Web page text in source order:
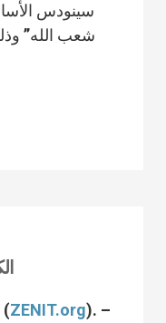
سينودس
شعب الله”
بيروت، الثلاثاء 30 أكتوبر 2012 (ZENIT.org). –